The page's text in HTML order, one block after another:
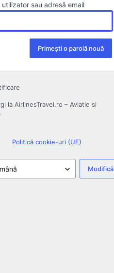
utilizator sau adresă email
la AirlinesTravel.ro – Aviatie si
Politică cookie-uri (UE)